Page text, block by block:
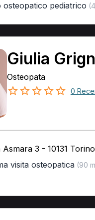
osteopatico pediatrico
Giulia
Osteopata
0
Asmara 3 - 10131
visita osteopatica(90